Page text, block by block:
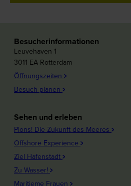
Besucherinformationen
Leuvehaven 1
3011 EA Rotterdam
Öffnungszeiten
Besuch planen
Sehen und erleben
Plons! Die Zukunft des Meeres
Offshore Experience
Ziel Hafenstadt
Zu Wasser!
Maritieme Frauen